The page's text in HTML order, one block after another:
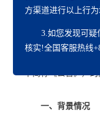
告2022年第106号
人和社会各界全面
一、背景情况
方渠道进行以上行为
3.如您发现可疑
核实!全国客服热线